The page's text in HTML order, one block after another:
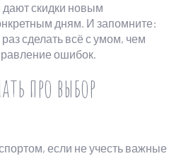
скидки новым
дням. И запомните:
сделать всё с умом, чем
ошибок.
про выбор
если не учесть важные